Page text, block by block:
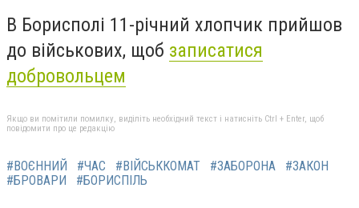
В Борисполі 11-річний хлопчик прийшов
до військових, щоб записатися
добровольцем
Якщо ви помітили помилку, виділіть необхідний текст і натисніть Ctrl + Enter, щоб
повідомити про це редакцію
#ВОЄННИЙ #ЧАС #ВІЙСЬККОМАТ #ЗАБОРОНА
#ЗАКОН
#БРОВАРИ
#БОРИСПІЛЬ